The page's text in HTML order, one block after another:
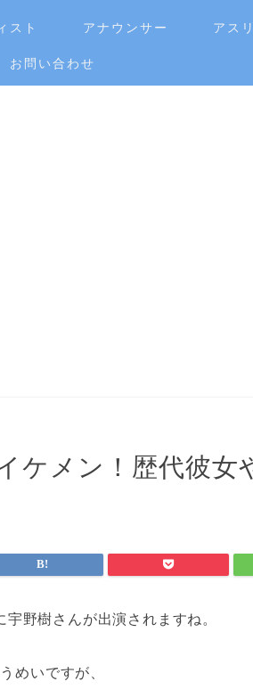
スト アナウンサー アス
お問い合わせ
ケメン！歴代彼女
野樹さんが出演されますね。
めいですが、